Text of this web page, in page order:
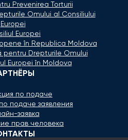
Prevenirea Torturii
Omului al Consiliului
Europei
Europei
în Republica Moldova
pentru Drepturile Omului
Europei în Moldova
по подаче
подаче заявления
заявка
прав человека